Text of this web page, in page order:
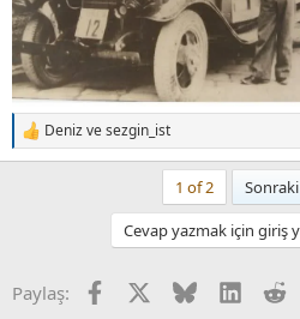
T
e
:
Denizvesezgin_ist
1 of 2 Sonraki
Cevap yazmak için giriş
Paylaş: FacebookX (Twitter)
Bluesky